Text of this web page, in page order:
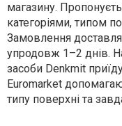
магазину.
категоріями, типом
Замовлення
упродовж 1–2 днів.
засоби Denkmit
Euromarket
типу поверхні та